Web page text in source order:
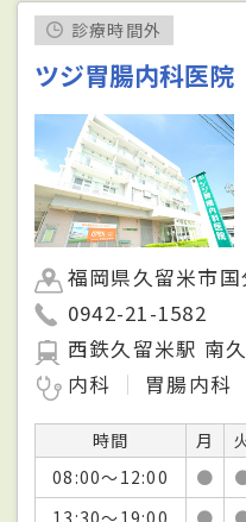
診療時間外
ツジ胃腸内科医院
福岡県久留米市
0942-21-1582
西鉄久留米駅 南
内科
胃腸内科
時間 月
08:00～12:00
●